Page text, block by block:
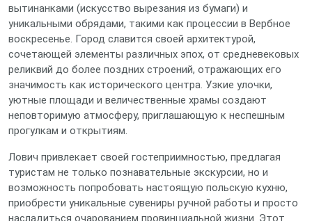
вытинанками (искусство вырезания из бумаги) и
уникальными обрядами, такими как процессии в Вербное
воскресенье. Город славится своей архитектурой,
сочетающей элементы различных эпох, от средневековых
реликвий до более поздних строений, отражающих его
значимость как исторического центра. Узкие улочки,
уютные площади и величественные храмы создают
неповторимую атмосферу, приглашающую к неспешным
прогулкам и открытиям.
Лович привлекает своей гостеприимностью, предлагая
туристам не только познавательные экскурсии, но и
возможность попробовать настоящую польскую кухню,
приобрести уникальные сувениры ручной работы и просто
насладиться очарованием провинциальной жизни. Этот